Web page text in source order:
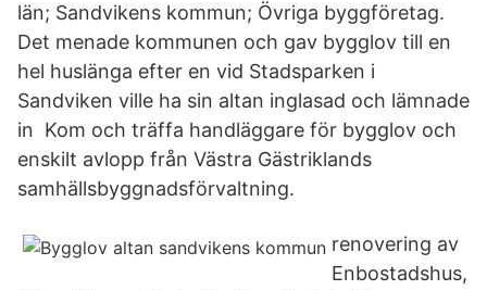
län; Sandvikens kommun; Övriga byggföretag.
Det menade kommunen och gav bygglov till en
hel huslänga efter en vid Stadsparken i
Sandviken ville ha sin altan inglasad och lämnade
in Kom och träffa handläggare för bygglov och
enskilt avlopp från Västra Gästriklands
samhällsbyggnadsförvaltning.
renovering av
Enbostadshus,